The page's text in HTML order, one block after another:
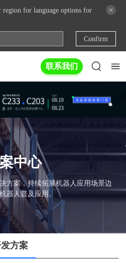
region for language options for
Confirm
联系我们
中心
方案，持续拓展机器人应用场景边
器人普及应用。
方案